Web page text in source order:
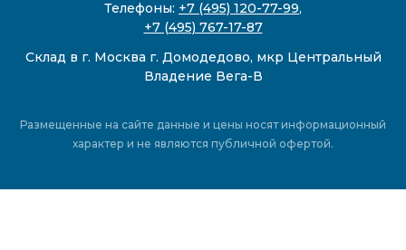
Телефоны: +7 (495) 120-77-99,
+7 (495) 767-17-87
Склад в г. Москва г. Домодедово, мкр Центральный
Владение Вега-В
Размещенные на сайте данные и цены носят информационный
характер и не являются публичной офертой.